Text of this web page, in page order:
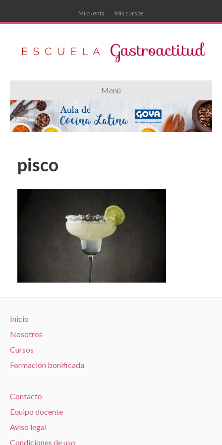
Mi cuenta Mis cursos
Menú
pisco
Inicio
Nosotros
Cursos
Formación bonificada
Contacto
Equipo docente
Aviso legal
Condiciones de uso